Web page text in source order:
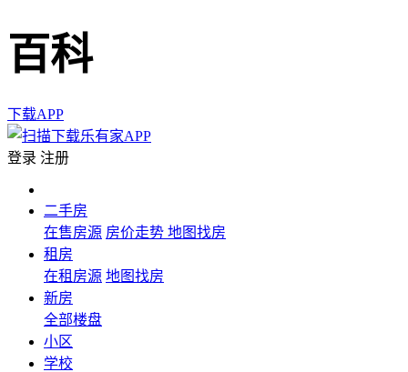
百科
下载APP
登录 注册
二手房
在售房源 房价走势 地图找房
租房
在租房源 地图找房
新房
全部楼盘
小区
学校